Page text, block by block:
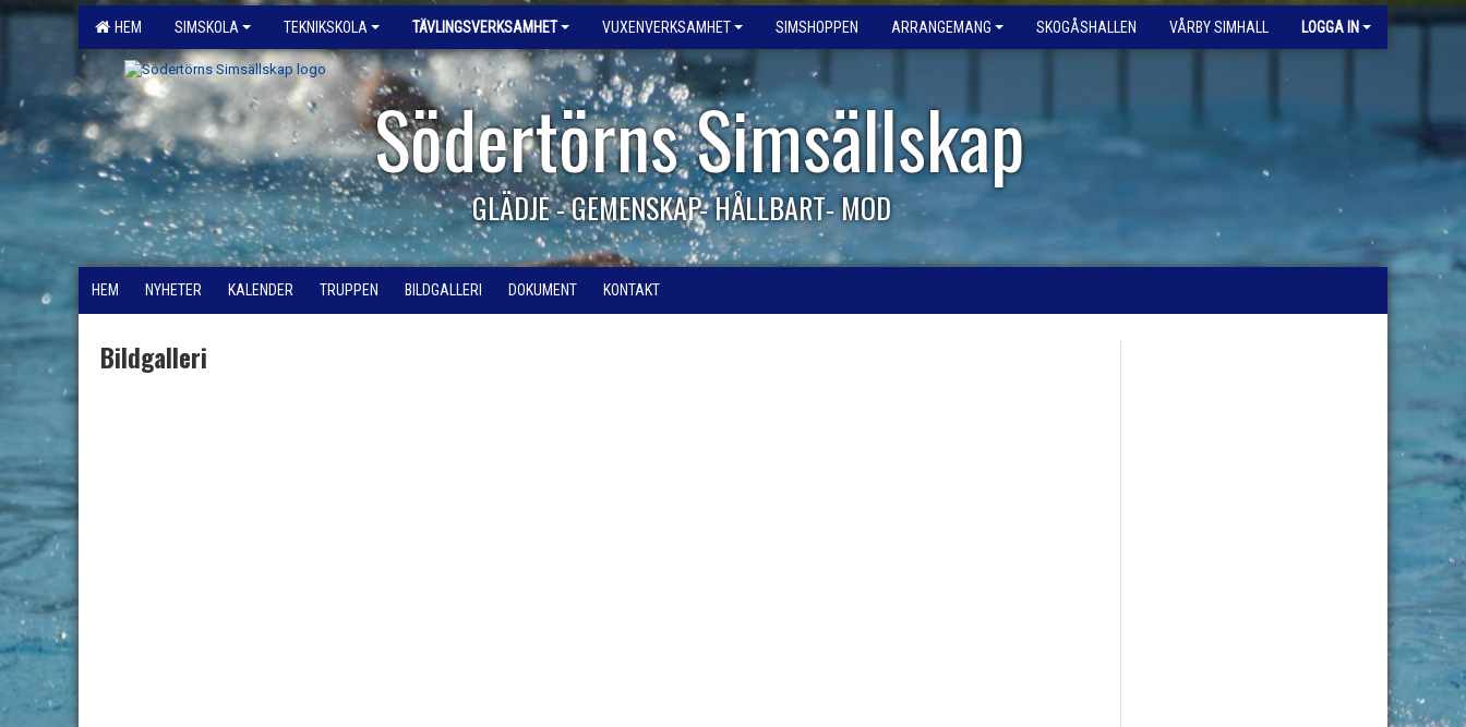
HEM SIMSKOLA TEKNIKSKOLA TÄVLINGSVERKSAMHET VUXENVERKSAMHET SIMSHOPPEN ARRANGEMANG SKOGÅSHALLEN VÅRBY SIMHALL LOGGA IN
Södertörns Simsällskap
GLÄDJE - GEMENSKAP- HÅLLBART- MOD
HEM NYHETER KALENDER TRUPPEN BILDGALLERI DOKUMENT KONTAKT
Bildgalleri